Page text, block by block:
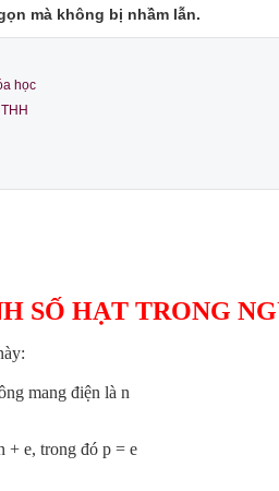
mà không bị nhầm lẫn.
học
SỐ HẠT TRONG
mang điện là n
+ e, trong đó p = e